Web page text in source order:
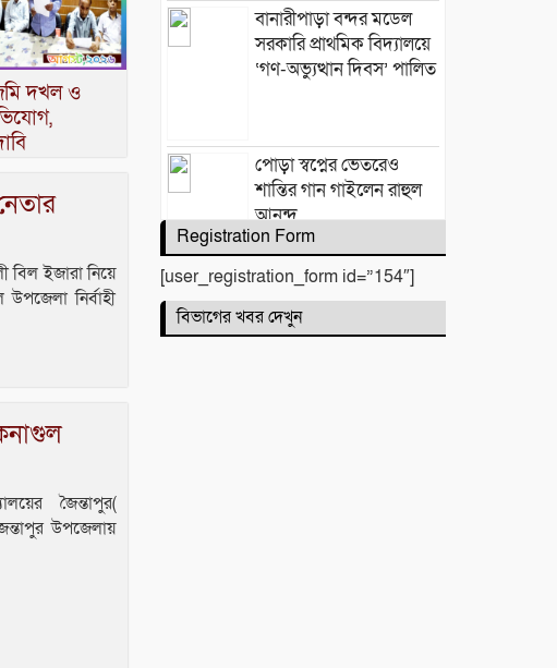
দখল ও
বিল ইজারা নিয়ে
নির্বাহী
জৈন্তাপুর(
উপজেলায়
​বানারীপাড়া বন্দর মডেল
সরকারি প্রাথমিক বিদ্যালয়ে
‘গণ-অভ্যুত্থান দিবস’ পালিত
পোড়া স্বপ্নের ভেতরেও
শান্তির গান গাইলেন রাহুল
আনন্দ
একটি নিখোঁজ সংবাদ
Registration Form
[user_registration_form id=”154″]
বিভাগের খবর দেখুন